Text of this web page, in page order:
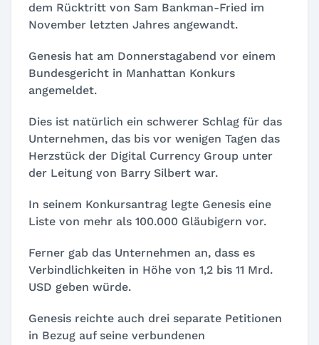
dem Rücktritt von Sam Bankman-Fried im
November letzten Jahres angewandt.
Genesis hat am Donnerstagabend vor einem
Bundesgericht in Manhattan Konkurs
angemeldet.
Dies ist natürlich ein schwerer Schlag für das
Unternehmen, das bis vor wenigen Tagen das
Herzstück der Digital Currency Group unter
der Leitung von Barry Silbert war.
In seinem Konkursantrag legte Genesis eine
Liste von mehr als 100.000 Gläubigern vor.
Ferner gab das Unternehmen an, dass es
Verbindlichkeiten in Höhe von 1,2 bis 11 Mrd.
USD geben würde.
Genesis reichte auch drei separate Petitionen
in Bezug auf seine verbundenen